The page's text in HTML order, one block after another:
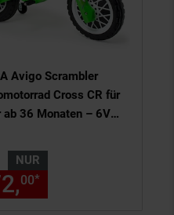
am
Avigo Scrambler
Cross CR für
ab 36 Monaten – 6V
& Stützrädern - 5
NUR
00*